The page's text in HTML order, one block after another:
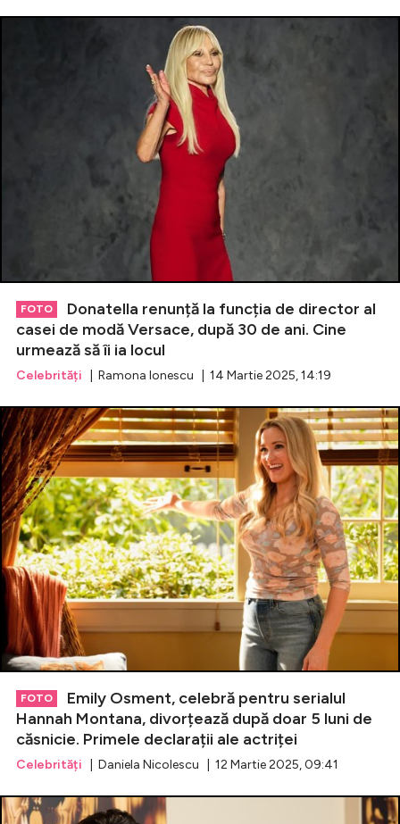
FOTO
Donatella renunță la funcția de director al
casei de modă Versace, după 30 de ani. Cine
urmează să îi ia locul
Celebrități | Ramona Ionescu | 14 Martie 2025, 14:19
FOTO
Emily Osment, celebră pentru serialul
Hannah Montana, divorțează după doar 5 luni de
căsnicie. Primele declarații ale actriței
Celebrități | Daniela Nicolescu | 12 Martie 2025, 09:41